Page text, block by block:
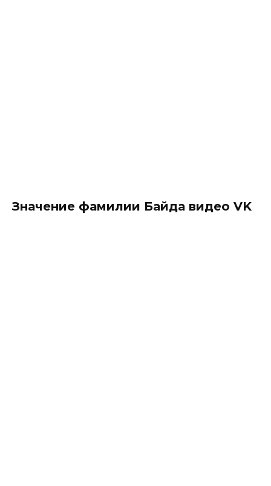
Значение фамилии Байда видео VK